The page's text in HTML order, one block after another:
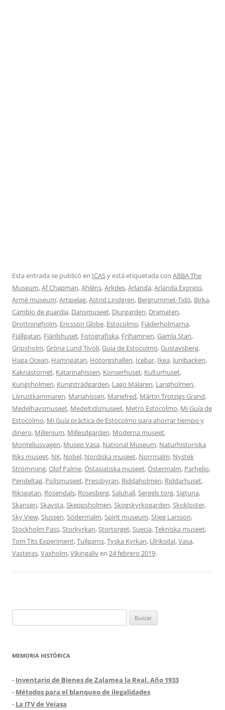
Esta entrada se publicó en ICASy está etiquetada con ABBA The
Museum,Af Chapman,Ahléns,Arkdes,Arlanda,Arlanda Express,
Armé museum,Artipelag,Astrid Lindgren, Bergrummet-Tidö, Birka,
Cambio de guardia, Dansmuseet, Djurgarden, Dramaten,
Drottningholm, Ericsson Globe, Estocolmo, Fjäderholmarna,
Fjällgatan, Fjärilshuset, Fotografiska, Frihamnen,Gamla Stan,
Gripsholm,Gröna Lund Tivoli,Guía de Estocolmo,Gustavsberg,
Haga Ocean, Hamngatan, Hötorgshallen, Icebar, Ikea, Junibacken,
Kaknästornet, Katarinahissen, Konserhuset, Kulturhuset,
Kungsholmen, Kungsträdgarden, Lago Mälaren, Langholmen,
Livrustkammaren, Mariahissen, Mariefred, Märtin Trotzigs Grand,
Medelhavsmuseet, Medeltidsmuseet, Metro Estocolmo, Mi Guía de
Estocolmo, Mi Guía práctica de Estocolmo para ahorrar tiempo y
dinero, Millenium, Millesdgarden, Moderna museet,
Monteliusvagen, Museo Vasa, National Museum, Naturhistoriska
Riks museet, NK, Nobel, Nordiska museet, Norrmalm, Nystek
Strömming,Olof Palme,Östasiatiska museet,Östermalm, Parhelio,
Pendeltag, Polismuseet, Pressbyran, Riddaholmen, Riddarhuset,
Riksgatan, Rosendals, Rosesberg, Saluhall, Sergels torg, Sigtuna,
Skansen, Skavsta, Skeppsholmen, Skogskyrkogarden, Skokloster,
Sky View, Slussen, Södermalm, Spirit museum, Stieg Larsson,
Stockholm Pass, Storkyrkan, Stortorget, Suecia,Tekniska museet,
Tom Tits Experiment,Tullgarns,Tyska Kyrkan, Ulriksdal,Vasa,
Vasteras,Vaxholm,Vikingaliven 24 febrero 2019.
MEMORIA HISTÓRICA
- Inventario de Bienes de Zalamea la Real. Año 1933
- Métodos para el blanqueo de ilegalidades
- La ITV de Veiasa